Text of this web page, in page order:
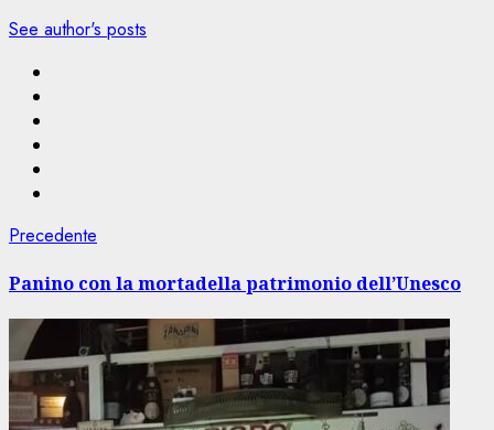
See author's posts
Navigazione
articolo
Precedente
Panino con la mortadella patrimonio dell’Unesco